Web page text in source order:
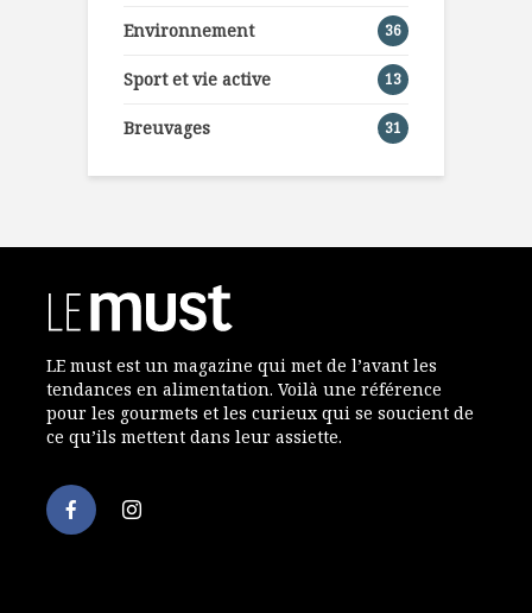
Environnement 36
Sport et vie active 13
Breuvages 31
LE must est un magazine qui met de l’avant les
tendances en alimentation. Voilà une référence
pour les gourmets et les curieux qui se soucient de
ce qu’ils mettent dans leur assiette.